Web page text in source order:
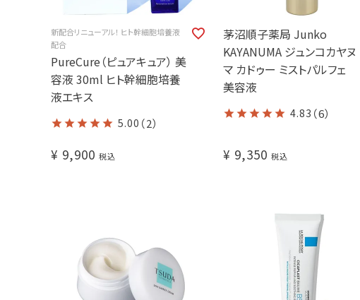
新配合リニューアル！ ヒト幹細胞培養液
配合
PureCure（ピュアキュア） 美
容液 30ml ヒト幹細胞培養
液エキス
5.00 （2）
¥ 9,900 税込
茅沼順子薬局 Junko
KAYANUMA ジュンコカヤヌ
マ カドゥー ミストパルフェ
美容液
4.83 （6）
¥ 9,350 税込